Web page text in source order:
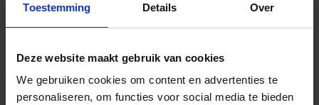
Toestemming Details Over
Deze website maakt gebruik van cookies
We gebruiken cookies om content en advertenties te
personaliseren, om functies voor social media te bieden
Beschrijving
Reviews 10/10
Allergenen/voedingswaarden per 100 gram